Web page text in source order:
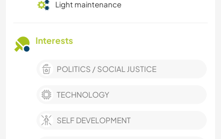
Light maintenance
Interests
POLITICS / SOCIAL JUSTICE
TECHNOLOGY
SELF DEVELOPMENT